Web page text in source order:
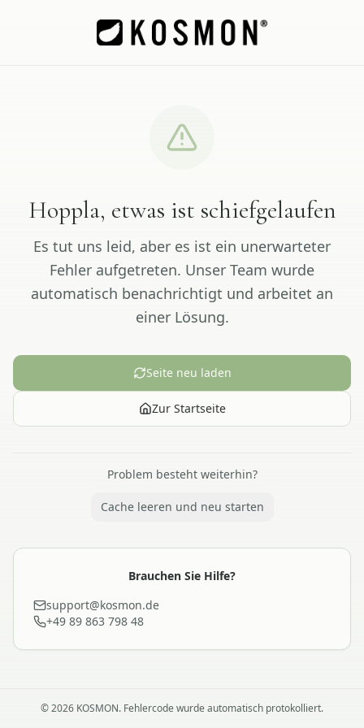
Hoppla, etwas ist schiefgelaufen
Es tut uns leid, aber es ist ein unerwarteter
Fehler aufgetreten. Unser Team wurde
automatisch benachrichtigt und arbeitet an
einer Lösung.
Seite neu laden
Zur Startseite
Problem besteht weiterhin?
Cache leeren und neu starten
Brauchen Sie Hilfe?
support@kosmon.de
+49 89 863 798 48
©2026 KOSMON. Fehlercode wurde automatisch protokolliert.